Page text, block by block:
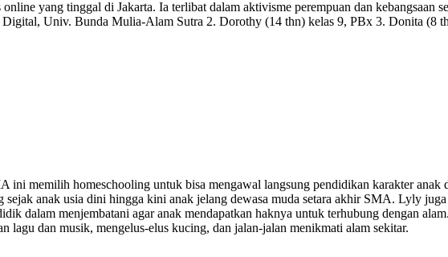
yang tinggal di Jakarta. Ia terlibat dalam aktivisme perempuan dan kebangsaan
Univ. Bunda Mulia-Alam Sutra 2. Dorothy (14 thn) kelas 9, PBx 3. Donita (8
ini memilih homeschooling untuk bisa mengawal langsung pendidikan karakter anak
anak usia dini hingga kini anak jelang dewasa muda setara akhir SMA. Lyly
dalam menjembatani agar anak mendapatkan haknya untuk terhubung dengan
lagu dan musik, mengelus-elus kucing, dan jalan-jalan menikmati alam sekitar.